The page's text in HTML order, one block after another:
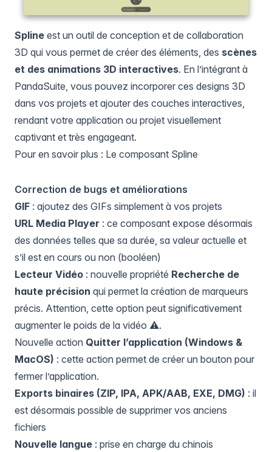
Spline est un outil de conception et de collaboration
3D qui vous permet de créer des éléments, des scènes
et des animations 3D interactives. En l’intégrant à
PandaSuite, vous pouvez incorporer ces designs 3D
dans vos projets et ajouter des couches interactives,
rendant votre application ou projet visuellement
captivant et très engageant.
Pour en savoir plus : Le composant Spline
Correction de bugs et améliorations
GIF : ajoutez des GIFs simplement à vos projets
URL Media Player : ce composant expose désormais
des données telles que sa durée, sa valeur actuelle et
s’il est en cours ou non (booléen)
Lecteur Vidéo : nouvelle propriété Recherche de
haute précision qui permet la création de marqueurs
précis. Attention, cette option peut significativement
augmenter le poids de la vidéo ⚠️.
Nouvelle action Quitter l’application (Windows &
MacOS) : cette action permet de créer un bouton pour
fermer l’application.
Exports binaires (ZIP, IPA, APK/AAB, EXE, DMG) : il
est désormais possible de supprimer vos anciens
fichiers
Nouvelle langue : prise en charge du chinois